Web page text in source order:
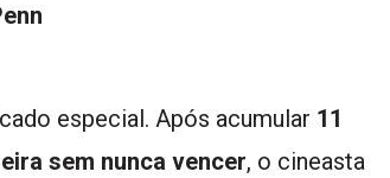
especial. Após acumular 11
sem nunca vencer, o cineasta